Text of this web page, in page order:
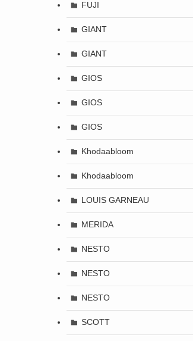
FUJI
GIANT
GIANT
GIOS
GIOS
GIOS
Khodaabloom
Khodaabloom
LOUIS GARNEAU
MERIDA
NESTO
NESTO
NESTO
SCOTT